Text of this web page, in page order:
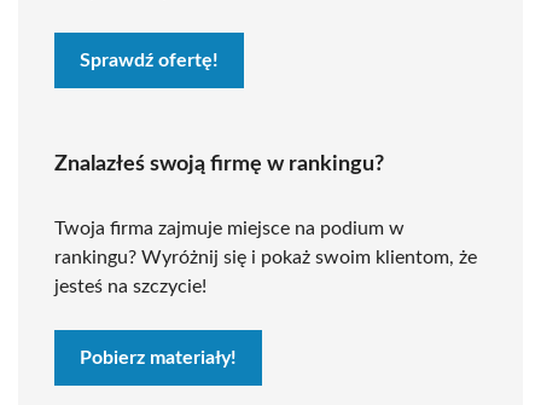
Sprawdź ofertę!
Znalazłeś swoją firmę w rankingu?
Twoja firma zajmuje miejsce na podium w
rankingu? Wyróżnij się i pokaż swoim klientom, że
jesteś na szczycie!
Pobierz materiały!